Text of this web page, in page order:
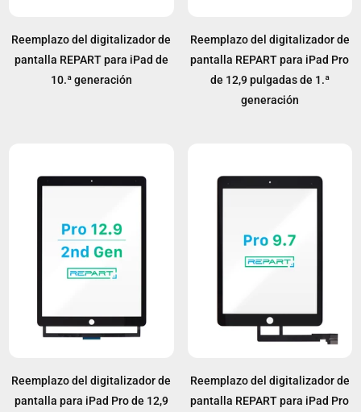
Reemplazo del digitalizador de
pantalla REPART para iPad de
10.ª generación
Reemplazo del digitalizador de
pantalla REPART para iPad Pro
de 12,9 pulgadas de 1.ª
generación
Reemplazo del digitalizador de
pantalla para iPad Pro de 12,9
Reemplazo del digitalizador de
pantalla REPART para iPad Pro